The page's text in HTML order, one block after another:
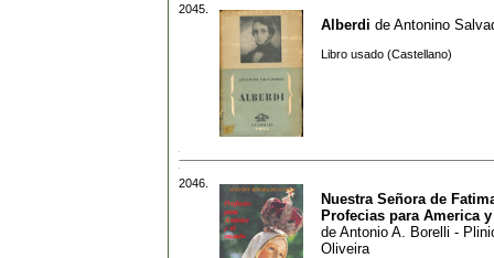
2045.
Alberdi de Antonino
Libro usado (Castellano)
2046.
Nuestra Señora de
Profecias para America
de Antonio A. Borelli -
Oliveira